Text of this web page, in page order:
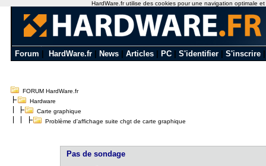
Forum HardWare.fr News Articles PC S'identifier S'inscrire
FORUM HardWare.fr
Hardware
Carte graphique
Problème d'affichage suite chgt de carte graphique
Pas de sondage
HardWare.fr utilise des cookies pour une navigation optimale